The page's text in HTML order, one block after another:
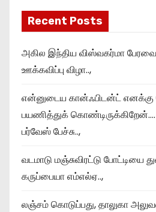
Recent Posts
அகில இந்திய விஸ்வகர்மா
ஊக்கவிப்பு விழா..,
என்னுடைய கான்ஃபிடன்ட் எனக்கு
பயணித்துக்
பர்வேஸ் பேச்சு..,
வடமாடு மஞ்சுவிரட்டு போட்டியை
கருப்பையா எம்எல்ஏ..,
லஞ்சம் கொடுப்பது, தாலுகா